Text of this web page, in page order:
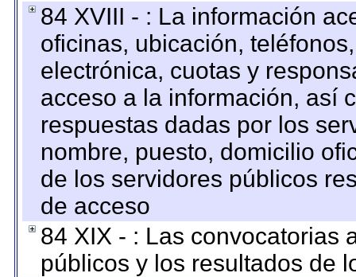
84 XVIII - : La información
oficinas, ubicación,
electrónica, cuotas y
acceso a la información, así
respuestas dadas por los
nombre, puesto, domicilio
de los servidores públicos
de acceso
84 XIX - : Las convocatorias
públicos y los resultados de